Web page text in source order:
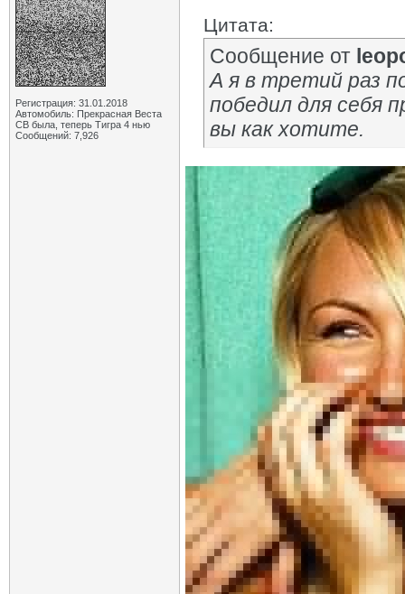
Регистрация: 31.01.2018
Автомобиль: Прекрасная Веста
СВ была, теперь Тигра 4 нью
Сообщений: 7,926
Цитата:
Сообщение от
А я в третий раз
победил для себя
вы как хотите.